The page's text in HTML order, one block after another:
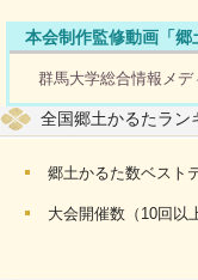
本会制作監修動画「郷
群馬大学総合情報メ
全国郷土かるたラン
郷土かるた数ベスト
大会開催数（10回以